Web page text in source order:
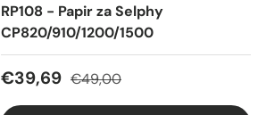
RP108 - Papir za Selphy
CP820/910/1200/1500
Cijena na sniženju
€39,69 Redovna cijena
€49,00